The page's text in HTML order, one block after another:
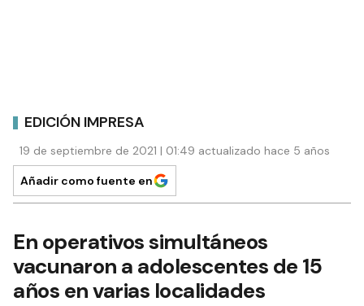
EDICIÓN IMPRESA
19 de septiembre de 2021 | 01:49 actualizado hace 5 años
Añadir como fuente en
En operativos simultáneos
vacunaron a adolescentes de 15
años en varias localidades